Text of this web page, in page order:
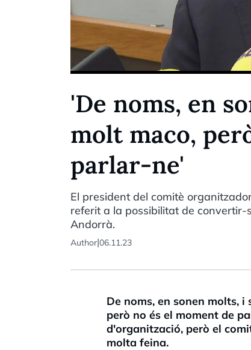
'De noms, en
molt maco,
parlar-ne'
El president del comitè
referit a la possibilitat de convertir-
Andorrà.
Author|06.11.23
De noms, en sonen molts,
però no és el moment de
d'organització, però el
molta feina.